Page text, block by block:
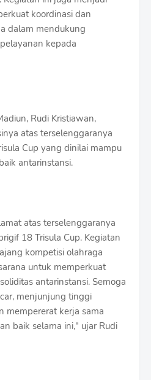
koordinasi dan
dalam mendukung
kepada
Rudi Kristiawan,
atas terselenggaranya
Cup yang dinilai mampu
antarinstansi.
atas terselenggaranya
18 Trisula Cup. Kegiatan
kompetisi olahraga
untuk memperkuat
antarinstansi. Semoga
menjunjung tinggi
mempererat kerja sama
baik selama ini," ujar Rudi